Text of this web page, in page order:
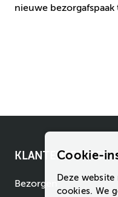
nieuwe bezorgafspaak
KLANTENSERVICE
Bezorgen
Cookie-
Deze
cookies. We